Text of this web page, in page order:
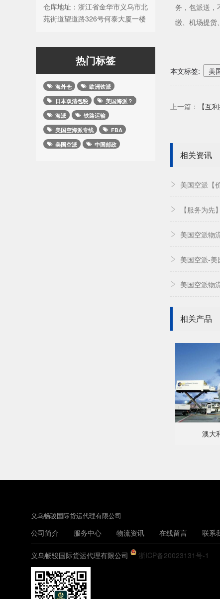
仓库地址：浙江省金华市义乌市北
苑街道望道路326号何泰大厦一楼
热门标签
海外仓
欧洲铁派
日本双清包税
美国海派？
海派
铁路运输
美国空海派专线
FBA
美国空派
中国邮政
务，包派送，
缴、机场提货
本文标签: 美
上一篇： 【互
相关资讯
美国空派【
【服务为
美国空派物
美国空派-美
美国空派物
相关产品
澳大
义乌畅骏国际货运代理有限公司
公司简介 服务中心 物流资讯 在线留言 联系
义乌畅骏国际货运代理有限公司 浙ICP备20023131号-1